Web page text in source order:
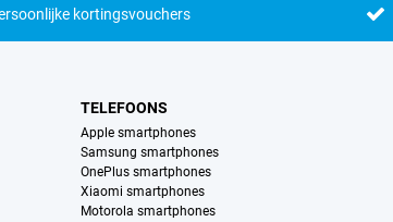
kortingsvouchers
TELEFOONS
Apple smartphones
Samsung smartphones
OnePlus smartphones
Xiaomi smartphones
Motorola smartphones